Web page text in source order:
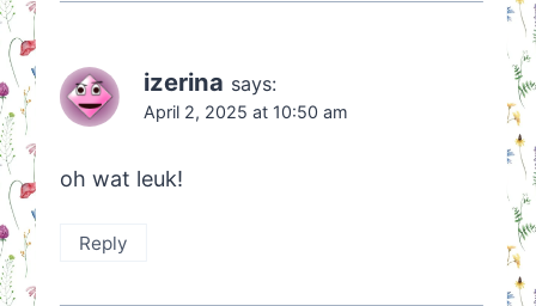
izerina says:
April 2, 2025 at 10:50 am
oh wat leuk!
Reply